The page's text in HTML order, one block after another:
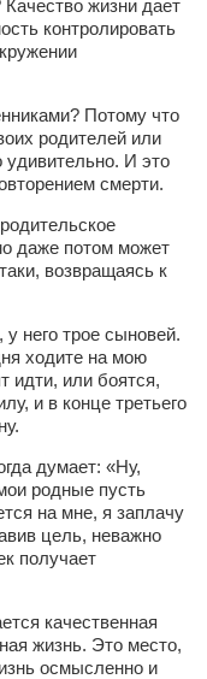
Качество жизни дает
контролировать
Потому что
родителей или
удивительно. И это
смерти.
даже потом может
возвращаясь к
него трое сыновей.
ходите на мою
идти, или боятся,
и в конце третьего
думает: «Ну,
родные пусть
на мне, я заплачу
цель, неважно
получает
качественная
жизнь. Это место,
осмысленно и